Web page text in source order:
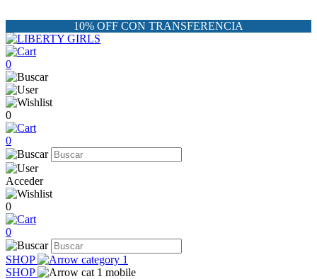
10% OFF CON TRANSFERENCIA
0
0
0
Acceder
0
0
SHOP
SHOP